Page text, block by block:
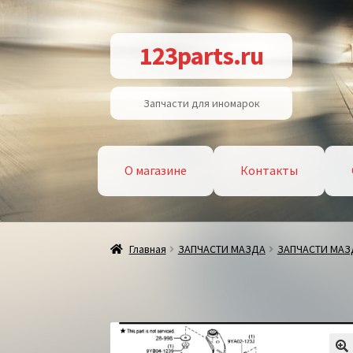
Перейти
к
навигации
Перейти
к
содержимому
123parts.ru
Запчасти для иномарок
О магазине Контакты
Главная ЗАПЧАСТИ МАЗДА ЗАПЧАСТИ